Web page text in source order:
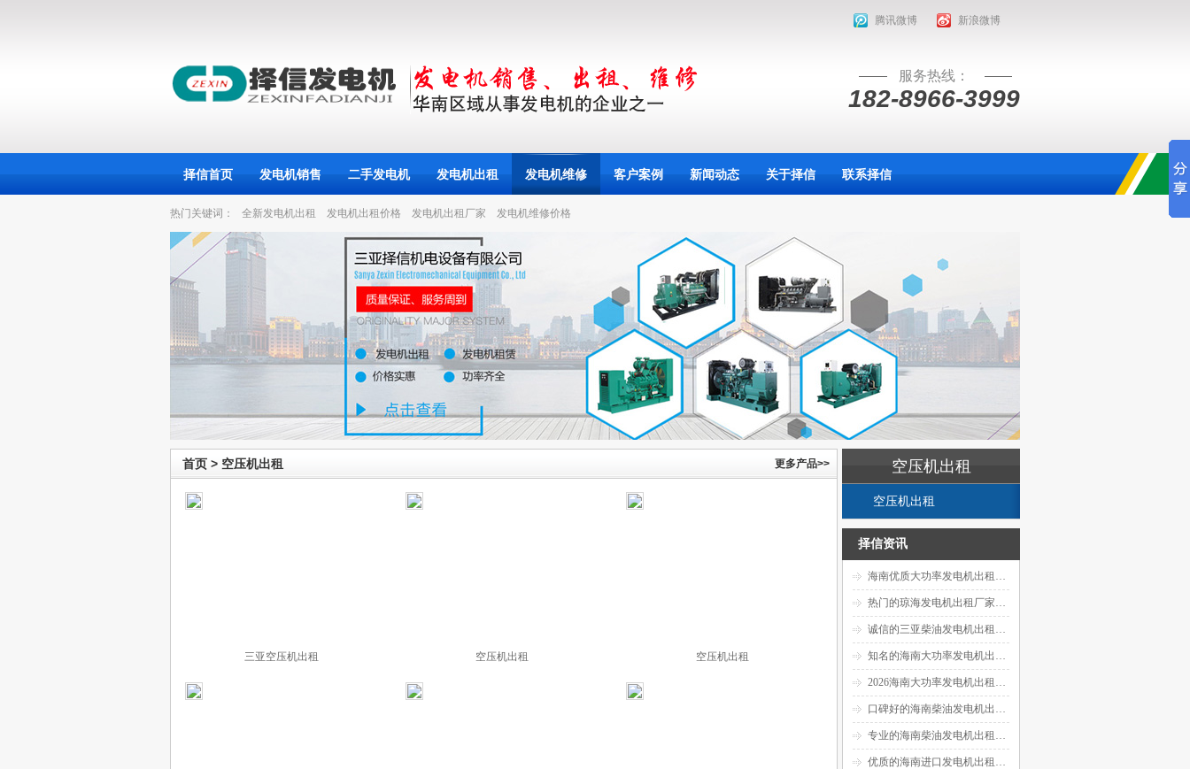
腾讯微博 新浪微博
服务热线：
182-8966-3999
择信首页 发电机销售 二手发电机 发电机出租 发电机维修 客户案例 新闻动态 关于择信 联系择信
热门关键词： 全新发电机出租 发电机出租价格 发电机出租厂家 发电机维修价格
更多产品>>
首页 > 空压机出租
三亚空压机出租 空压机出租 空压机出租
空压机出租
空压机出租
择信资讯
海南优质大功率发电机出租厂家排名
热门的琼海发电机出租厂家电话长租
诚信的三亚柴油发电机出租优质厂家
知名的海南大功率发电机出租源头厂
2026海南大功率发电机出租权威厂家
口碑好的海南柴油发电机出租供应厂
专业的海南柴油发电机出租厂商推荐
优质的海南进口发电机出租源头厂家